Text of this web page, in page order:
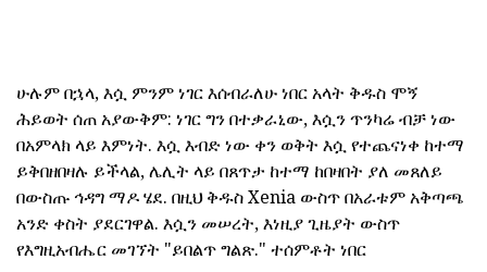
ሁሉም በኋላ, እሷ ምንም ነገር እሰብራለሁ ነበር አላት ቅዱስ ሞኝ
ሕይወት ሰጠ አያውቅም: ነገር ግን በተቃራኒው, እሷን ጥንካሬ ብቻ ነው
በአምላክ ላይ እምነት. እሷ እብድ ነው ቀን ወቅት እሷ የተጨናነቀ ከተማ
ይቅበዘበዛሉ ይችላል, ሌሊት ላይ በጸጥታ ከተማ ከበዛበት ያለ መጸለይ
በውስጡ ኅዳግ ማዶ ሄደ. በዚህ ቅዱስ Xenia ውስጥ በአራቱም አቅጣጫ
አንድ ቀስት ያደርገዋል. እሷን መሠረት, እነዚያ ጊዜያት ውስጥ
የእግዚአብሔር መገኘት "ይበልጥ ግልጽ." ተሰምቶት ነበር